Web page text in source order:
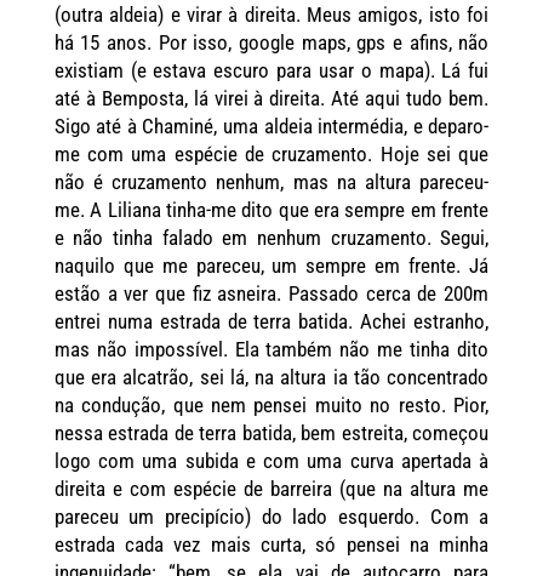
(outra aldeia) e virar à direita. Meus amigos, isto foi
há 15 anos. Por isso, google maps, gps e afins, não
existiam (e estava escuro para usar o mapa). Lá fui
até à Bemposta, lá virei à direita. Até aqui tudo bem.
Sigo até à Chaminé, uma aldeia intermédia, e deparo-
me com uma espécie de cruzamento. Hoje sei que
não é cruzamento nenhum, mas na altura pareceu-
me. A Liliana tinha-me dito que era sempre em frente
e não tinha falado em nenhum cruzamento. Segui,
naquilo que me pareceu, um sempre em frente. Já
estão a ver que fiz asneira. Passado cerca de 200m
entrei numa estrada de terra batida. Achei estranho,
mas não impossível. Ela também não me tinha dito
que era alcatrão, sei lá, na altura ia tão concentrado
na condução, que nem pensei muito no resto. Pior,
nessa estrada de terra batida, bem estreita, começou
logo com uma subida e com uma curva apertada à
direita e com espécie de barreira (que na altura me
pareceu um precipício) do lado esquerdo. Com a
estrada cada vez mais curta, só pensei na minha